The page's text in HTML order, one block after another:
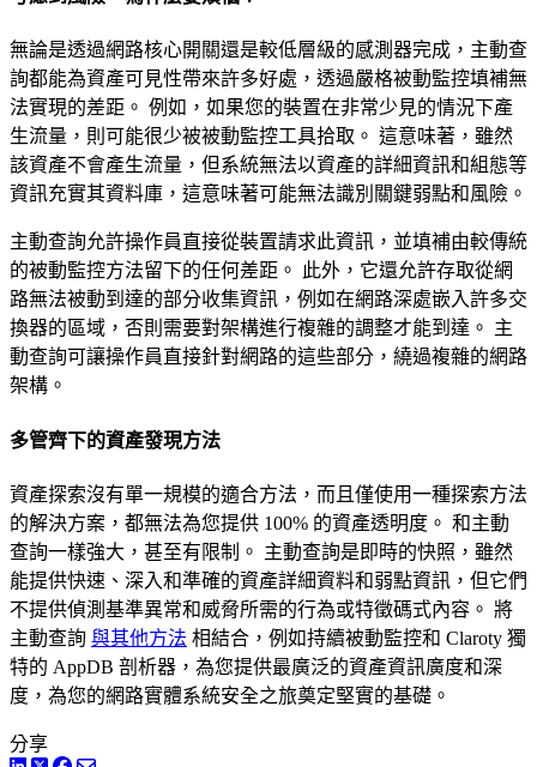
無論是透過網路核心開關還是較低層級的感測器完成，主動查
詢都能為資產可見性帶來許多好處，透過嚴格被動監控填補無
法實現的差距。 例如，如果您的裝置在非常少見的情況下產
生流量，則可能很少被被動監控工具拾取。 這意味著，雖然
該資產不會產生流量，但系統無法以資產的詳細資訊和組態等
資訊充實其資料庫，這意味著可能無法識別關鍵弱點和風險。
主動查詢允許操作員直接從裝置請求此資訊，並填補由較傳統
的被動監控方法留下的任何差距。 此外，它還允許存取從網
路無法被動到達的部分收集資訊，例如在網路深處嵌入許多交
換器的區域，否則需要對架構進行複雜的調整才能到達。 主
動查詢可讓操作員直接針對網路的這些部分，繞過複雜的網路
架構。
多管齊下的資產發現方法
資產探索沒有單一規模的適合方法，而且僅使用一種探索方法
的解決方案，都無法為您提供 100% 的資產透明度。 和主動
查詢一樣強大，甚至有限制。 主動查詢是即時的快照，雖然
能提供快速、深入和準確的資產詳細資料和弱點資訊，但它們
不提供偵測基準異常和威脅所需的行為或特徵碼式內容。 將
主動查詢 與其他方法 相結合，例如持續被動監控和 Claroty 獨
特的 AppDB 剖析器，為您提供最廣泛的資產資訊廣度和深
度，為您的網路實體系統安全之旅奠定堅實的基礎。
分享